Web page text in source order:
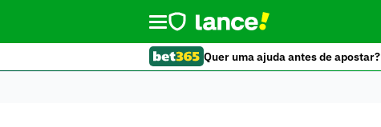
Quer uma ajuda antes de apostar?